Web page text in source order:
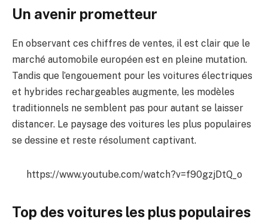
Un avenir prometteur
En observant ces chiffres de ventes, il est clair que le
marché automobile européen est en pleine mutation.
Tandis que l’engouement pour les voitures électriques
et hybrides rechargeables augmente, les modèles
traditionnels ne semblent pas pour autant se laisser
distancer. Le paysage des voitures les plus populaires
se dessine et reste résolument captivant.
https://www.youtube.com/watch?v=f90gzjDtQ_o
Top des voitures les plus populaires